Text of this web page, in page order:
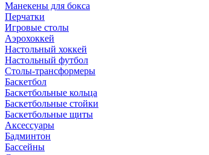
Манекены для бокса
Перчатки
Игровые столы
Аэрохоккей
Настольный хоккей
Настольный футбол
Столы-трансформеры
Баскетбол
Баскетбольные кольца
Баскетбольные стойки
Баскетбольные щиты
Аксессуары
Бадминтон
Бассейны